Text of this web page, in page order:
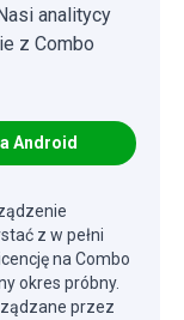
analitycy
z Combo
Android
z w pełni
na Combo
okres próbny.
przez